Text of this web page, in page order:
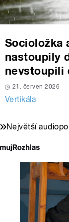
Socioložka
nastoupily
nevstoupili
21. červen 2026
Vertikála
Největší